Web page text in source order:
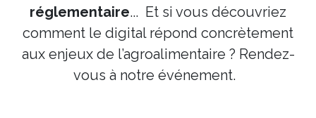
réglementaire... Et si vous découvriez
comment le digital répond concrètement
aux enjeux de l’agroalimentaire ? Rendez-
vous à notre événement.